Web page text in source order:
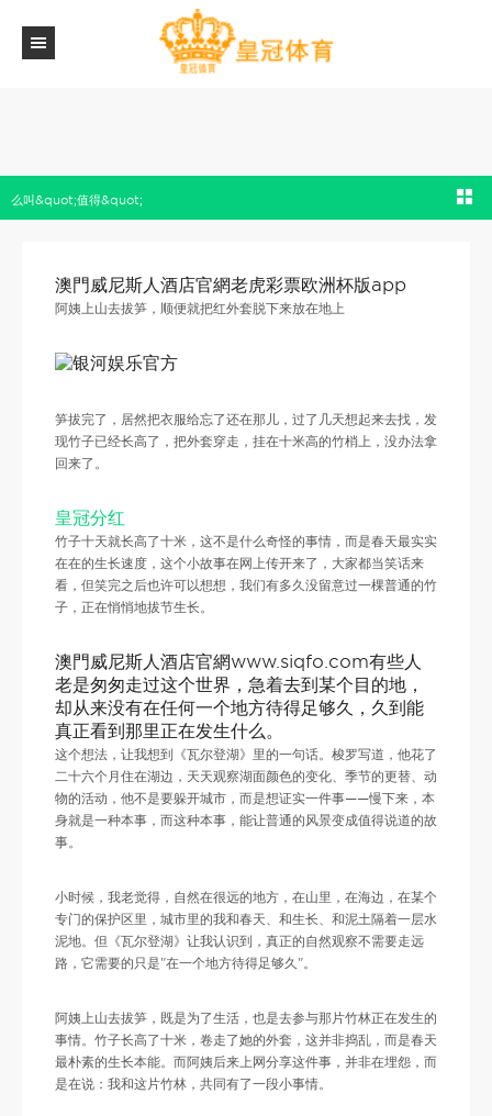
么叫&quot;值得&quot;
澳門威尼斯人酒店官網老虎彩票欧洲杯版app
阿姨上山去拔笋，顺便就把红外套脱下来放在地上
笋拔完了，居然把衣服给忘了还在那儿，过了几天想起来去找，发
现竹子已经长高了，把外套穿走，挂在十米高的竹梢上，没办法拿
回来了。
皇冠分红
竹子十天就长高了十米，这不是什么奇怪的事情，而是春天最实实
在在的生长速度，这个小故事在网上传开来了，大家都当笑话来
看，但笑完之后也许可以想想，我们有多久没留意过一棵普通的竹
子，正在悄悄地拔节生长。
澳門威尼斯人酒店官網www.siqfo.com有些人
老是匆匆走过这个世界，急着去到某个目的地，
却从来没有在任何一个地方待得足够久，久到能
真正看到那里正在发生什么。
这个想法，让我想到《瓦尔登湖》里的一句话。梭罗写道，他花了
二十六个月住在湖边，天天观察湖面颜色的变化、季节的更替、动
物的活动，他不是要躲开城市，而是想证实一件事——慢下来，本
身就是一种本事，而这种本事，能让普通的风景变成值得说道的故
事。
小时候，我老觉得，自然在很远的地方，在山里，在海边，在某个
专门的保护区里，城市里的我和春天、和生长、和泥土隔着一层水
泥地。但《瓦尔登湖》让我认识到，真正的自然观察不需要走远
路，它需要的只是"在一个地方待得足够久"。
阿姨上山去拔笋，既是为了生活，也是去参与那片竹林正在发生的
事情。竹子长高了十米，卷走了她的外套，这并非捣乱，而是春天
最朴素的生长本能。而阿姨后来上网分享这件事，并非在埋怨，而
是在说：我和这片竹林，共同有了一段小事情。